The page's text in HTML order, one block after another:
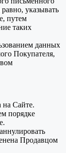
указывать
путем
таких
данных
Покупателя,
на Сайте.
порядке
Продавцом